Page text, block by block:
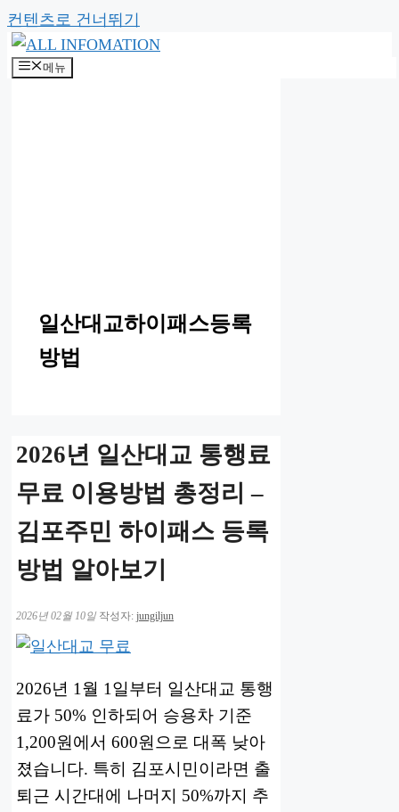
컨텐츠로 건너뛰기
메뉴
일산대교하이패스등록
방법
2026년 일산대교 통행료
무료 이용방법 총정리 –
김포주민 하이패스 등록
방법 알아보기
2026년 02월 10일 작성자: jungiljun
2026년 1월 1일부터 일산대교 통행
료가 50% 인하되어 승용차 기준
1,200원에서 600원으로 대폭 낮아
졌습니다. 특히 김포시민이라면 출
퇴근 시간대에 나머지 50%까지 추